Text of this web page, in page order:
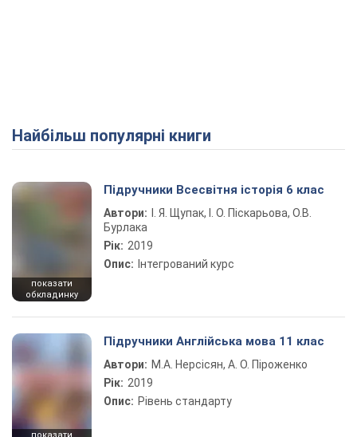
Найбільш популярні книги
показати
обкладинку
Підручники Всесвітня історія 6 клас
Автори:
І. Я. Щупак, І. О. Піскарьова, О.В.
Бурлака
Рік: 2019
Опис: Інтегрований курс
Підручники Англійська мова 11 клас
Автори: М.А. Нерсісян, А. О. Піроженко
Рік: 2019
Опис: Рівень стандарту